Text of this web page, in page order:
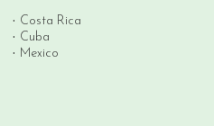
Costa Rica
Cuba
Mexico